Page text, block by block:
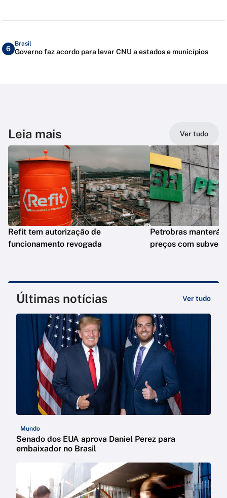
6
Brasil
Governo faz acordo para levar CNU a estados e municípios
Leia mais Ver tudo
Refit tem autorização de
funcionamento revogada
Petrobras manterá
preços com
Últimas notícias Ver tudo
Mundo
Senado dos EUA aprova Daniel Perez para
embaixador no Brasil